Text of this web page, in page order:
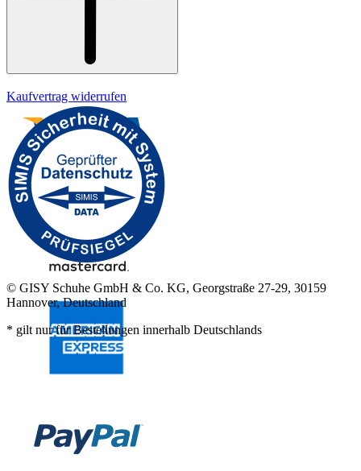
Kaufvertrag widerrufen
© GISY Schuhe GmbH & Co. KG, Georgstraße 27-29, 30159
Hannover, Deutschland
* gilt nur für Bestellungen innerhalb Deutschlands